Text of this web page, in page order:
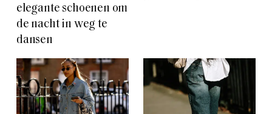
elegante schoenen om
de nacht in weg te
dansen